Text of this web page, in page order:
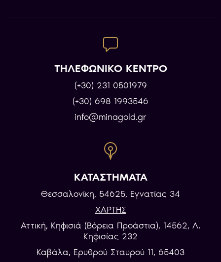
ΤΗΛΕΦΩΝΙΚΟ ΚΕΝΤΡΟ
(+30) 231 0501979
(+30) 698 1993546
info@minagold.gr
ΚΑΤΑΣΤΗΜΑΤΑ
Θεσσαλονίκη, 54625, Εγνατίας 34
ΧΑΡΤΗΣ
Αττική, Κηφισιά (Βόρεια Προάστια), 14562, Λ.
Κηφισίας 232
Καβάλα, Eρυθρού Σταυρού 11, 65403